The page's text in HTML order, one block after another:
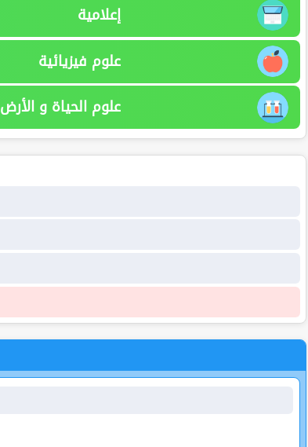
إعلامية
علوم فيزيائية
علوم الحياة و الأرض